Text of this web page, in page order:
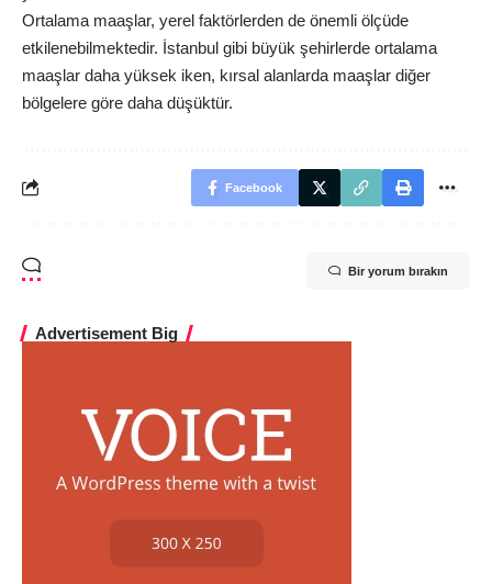
Ortalama maaşlar, yerel faktörlerden de önemli ölçüde
etkilenebilmektedir. İstanbul gibi büyük şehirlerde ortalama
maaşlar daha yüksek iken, kırsal alanlarda maaşlar diğer
bölgelere göre daha düşüktür.
Facebook
Bir yorum bırakın
Advertisement Big